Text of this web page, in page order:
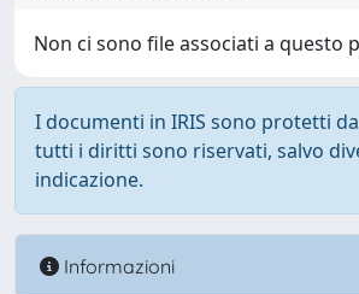
Non ci sono file associati a questo
I documenti in IRIS sono protetti
tutti i diritti sono riservati, salvo
indicazione.
Informazioni